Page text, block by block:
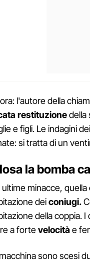
l'autore della
restituzionedella
e figli. Le indagini
si tratta di un
la bomba
ultime minacce,
deiconiugi.
della coppia.
a fortevelocitàe
sono scesi